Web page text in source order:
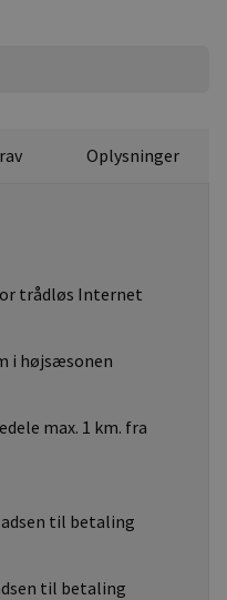
Oplysninger
trådløs Internet
i højsæsonen
max. 1 km. fra
til betaling
til betaling